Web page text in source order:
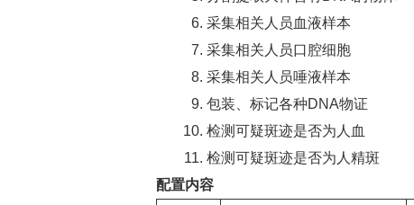
采集相关人员血液样本
采集相关人员口腔细胞
采集相关人员唾液样本
包装、标记各种DNA物证
检测可疑斑迹是否为人血
检测可疑斑迹是否为人精斑
配置内容